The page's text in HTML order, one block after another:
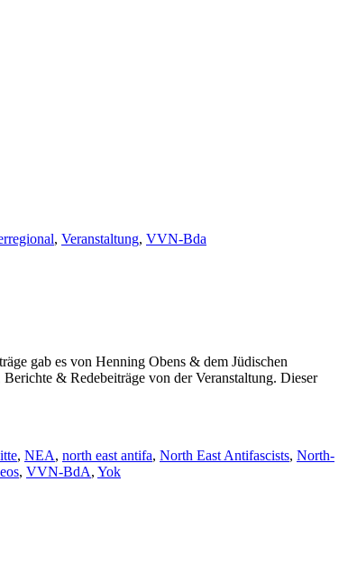
, Veranstaltung, VVN-Bda
gab es von Henning Obens & dem Jüdischen
& Redebeiträge von der Veranstaltung. Dieser
, NEA, north east antifa, North East Antifascists, North-
, VVN-BdA, Yok